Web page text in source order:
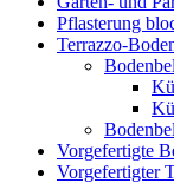
Pflasterung
Terrazzo-
Vorgefertigte
Vorgefertigter